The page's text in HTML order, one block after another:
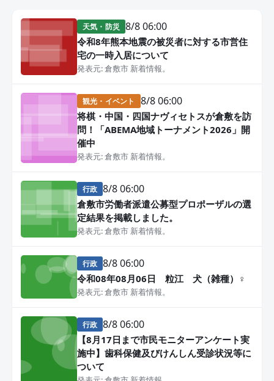
天気・防災 8/8 06:00
令和8年熊本地震の被災者に対する市営住
宅の一時入居について
発表元: 倉敷市 新着情報。
観光・イベント 8/8 06:00
将棋・中国・四国ナヴィセトスが倉敷を訪
問！「ABEMA地域トーナメント2026」開
催中
発表元: 倉敷市 新着情報。
行政 8/8 06:00
倉敷市労働者派遣公募型プロポーザルの選
定結果を掲載しました。
発表元: 倉敷市 新着情報。
行政 8/8 06:00
令和08年08月06日 粒江 犬（雑種）♀
発表元: 倉敷市 新着情報。
行政 8/8 06:00
【8月17日まで市民モニターアンケート実
施中】歯科保健及びけんしん受診状況等に
ついて